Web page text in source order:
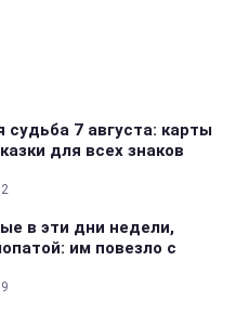
судьба 7 августа: карты
для всех знаков
в эти дни недели,
им повезло с